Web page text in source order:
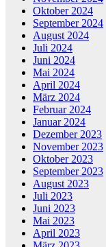
Oktober 2024
September 2024
August 2024
Juli 2024
Juni 2024
Mai 2024
April 2024
März 2024
Februar 2024
Januar 2024
Dezember 2023
November 2023
Oktober 2023
September 2023
August 2023
Juli 2023
Juni 2023
Mai 2023
April 2023